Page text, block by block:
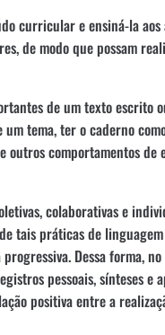
curricular e ensiná-la
de modo que possam
de um texto escrito
tema, ter o caderno
comportamentos de
colaborativas e
tais práticas de
Dessa forma,
pessoais, sínteses e
positiva entre a